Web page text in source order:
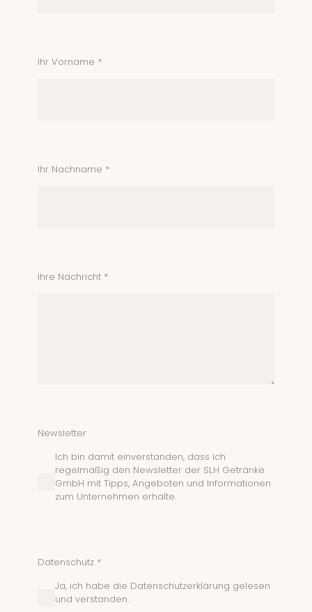
Ihr Vorname *
Ihr Nachname *
Ihre Nachricht *
Newsletter
Ich bin damit einverstanden, dass ich
regelmäßig den Newsletter der SLH Getränke
GmbH mit Tipps, Angeboten und Informationen
zum Unternehmen erhalte.
Datenschutz *
Ja, ich habe die Datenschutzerklärung gelesen
und verstanden.